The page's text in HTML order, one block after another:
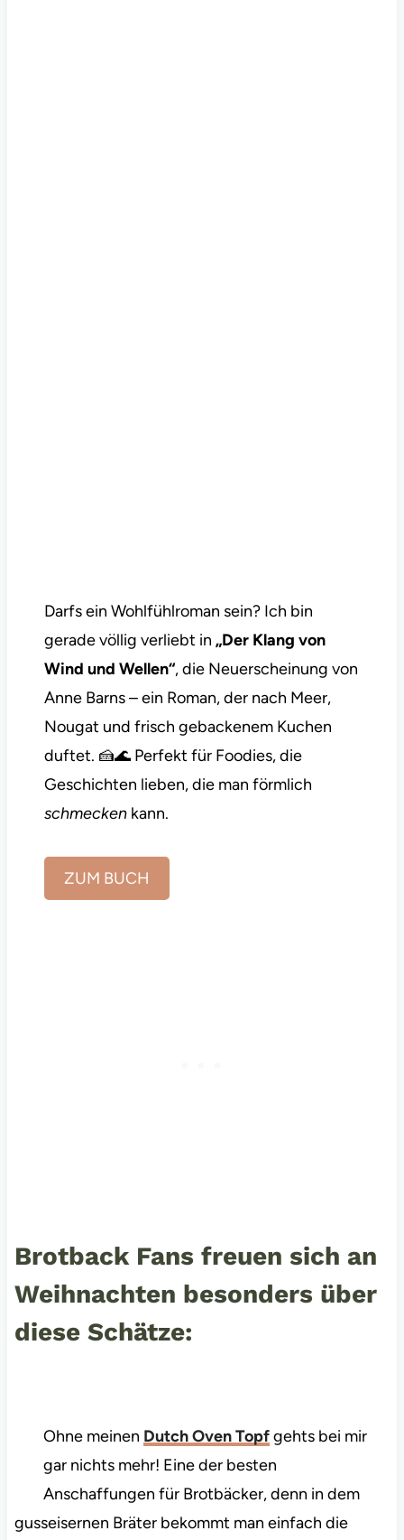
Darfs ein Wohlfühlroman sein? Ich bin
gerade völlig verliebt in„Der Klang von
Wind und Wellen“, die Neuerscheinung von
Anne Barns – ein Roman, der nach Meer,
Nougat und frisch gebackenem Kuchen
duftet. 🍰🌊 Perfekt für Foodies, die
Geschichten lieben, die man förmlich
schmecken kann.
ZUM BUCH
Brotback Fans freuen sich an
Weihnachten besonders über
diese Schätze:
Ohne meinen Dutch Oven Topfgehts bei mir
gar nichts mehr! Eine der besten
Anschaffungen für Brotbäcker, denn in dem
gusseisernen Bräter bekommt man einfach die